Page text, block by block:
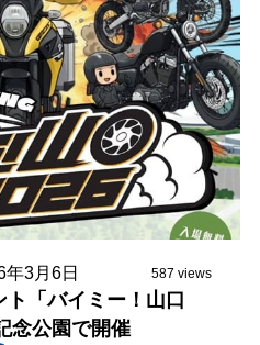
年3月6日 587 views
ト「バイミー！山口
念公園で開催